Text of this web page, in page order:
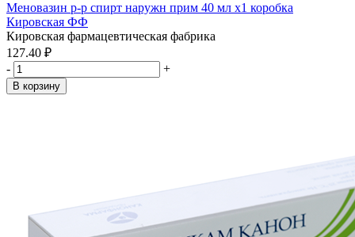
Меновазин р-р спирт наружн прим 40 мл x1 коробка
Кировская ФФ
Кировская фармацевтическая фабрика
127.40 ₽
-
+
В корзину